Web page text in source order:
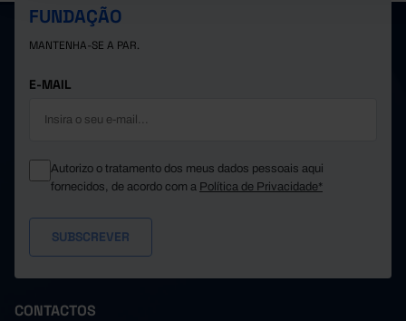
FUNDAÇÃO
MANTENHA-SE A PAR.
E-MAIL
Autorizo o tratamento dos meus dados pessoais aqui
fornecidos, de acordo com a Política de Privacidade*
CONTACTOS